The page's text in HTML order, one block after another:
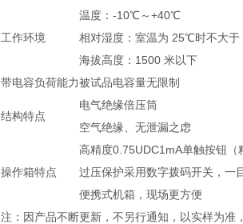
工作环境
温度：-10℃～+40℃
相对湿度：室温为 25℃时不大于
海拔高度：1500 米以下
带电容负荷能力被试品电容量无限制
结构特点
电气绝缘倍压筒
空气绝缘、无泄漏之虑
操作箱特点
高精度0.75UDC1mA单触按钮
过压保护采用数字拨码开关，一
便携式机箱，现场更方便
注：因产品不断更新，不另行通知，以实样为准